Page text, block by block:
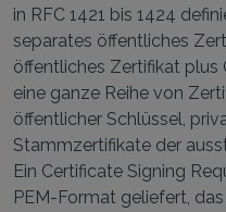
in RFC 1421 bis 1424
separates öffentliches
öffentliches Zertifikat plus
eine ganze Reihe von
öffentlicher Schlüssel,
Stammzertifikate der
Ein Certificate Signing
PEM-Format geliefert,